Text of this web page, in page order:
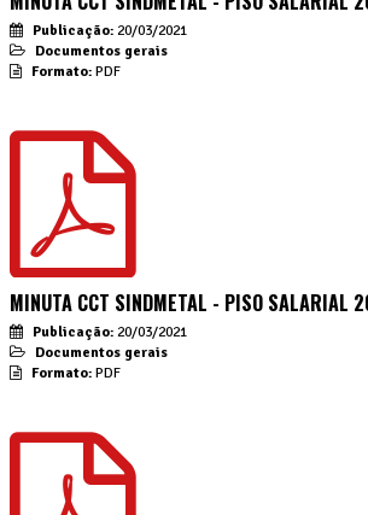
Publicação: 20/03/2021
Documentos gerais
Formato: PDF
MINUTA CCT SINDMETAL - PISO SALARIAL
Publicação: 20/03/2021
Documentos gerais
Formato: PDF